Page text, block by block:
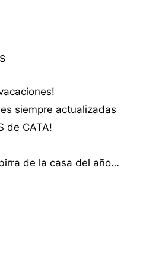
siempre actualizadas
de CATA!
de la casa del año…